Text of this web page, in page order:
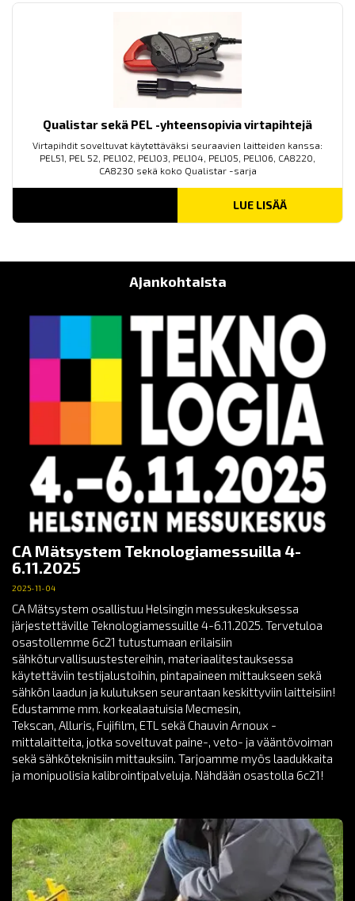
Qualistar sekä PEL -yhteensopivia virtapihtejä
Virtapihdit soveltuvat käytettäväksi seuraavien laitteiden kanssa:
PEL51, PEL 52, PEL102, PEL103, PEL104, PEL105, PEL106, CA8220,
CA8230 sekä koko Qualistar -sarja
LUE LISÄÄ
Ajankohtaista
CA Mätsystem Teknologiamessuilla 4-
6.11.2025
2025-11-04
CA Mätsystem osallistuu Helsingin messukeskuksessa
järjestettäville Teknologiamessuille 4-6.11.2025. Tervetuloa
osastollemme 6c21 tutustumaan erilaisiin
sähköturvallisuustestereihin, materiaalitestauksessa
käytettäviin testijalustoihin, pintapaineen mittaukseen sekä
sähkön laadun ja kulutuksen seurantaan keskittyviin laitteisiin!
Edustamme mm. korkealaatuisia Mecmesin,
Tekscan, Alluris, Fujifilm, ETL sekä Chauvin Arnoux -
mittalaitteita, jotka soveltuvat paine-, veto- ja vääntövoiman
sekä sähköteknisiin mittauksiin. Tarjoamme myös laadukkaita
ja monipuolisia kalibrointipalveluja. Nähdään osastolla 6c21!